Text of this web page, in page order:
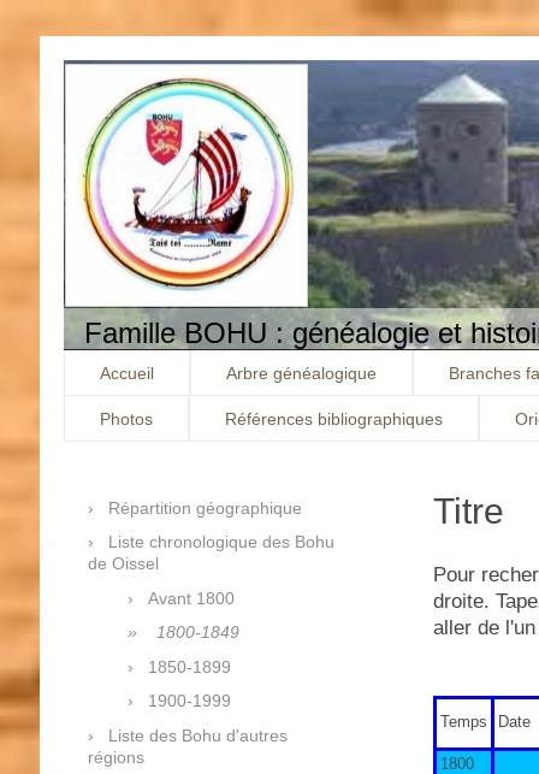
Famille BOHU : généalogie et
Accueil Arbre généalogique Branches
Photos Références bibliographiques
Titre
Pour
droite.
aller de
Temps Date
1800
Répartition géographique
Liste chronologique des Bohu
de Oissel
Avant 1800
1800-1849
1850-1899
1900-1999
Liste des Bohu d'autres
régions